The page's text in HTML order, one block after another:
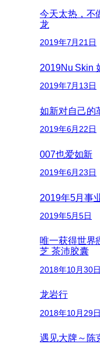
今天太热，不
龙
2019年7月21日
2019Nu Skin
2019年7月13日
如新对自己的
2019年6月22日
007也爱如新
2019年6月23日
2019年5月事
2019年5月5日
唯一获得世界
芝 茶沛胶囊
2018年10月30日
龙岩行
2018年10月29日
遇见大牌～陈